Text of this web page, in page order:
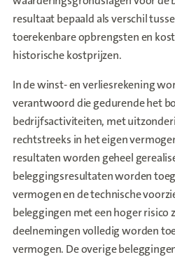
resultaat bepaald als verschil
toerekenbare opbrengsten en
historische kostprijzen.
In de winst- en verliesrekening
verantwoord die gedurende het
bedrijfsactiviteiten, met
rechtstreeks in het eigen
resultaten worden geheel
beleggingsresultaten worden
vermogen en de technische
beleggingen met een hoger risico
deelnemingen volledig worden
vermogen. De overige